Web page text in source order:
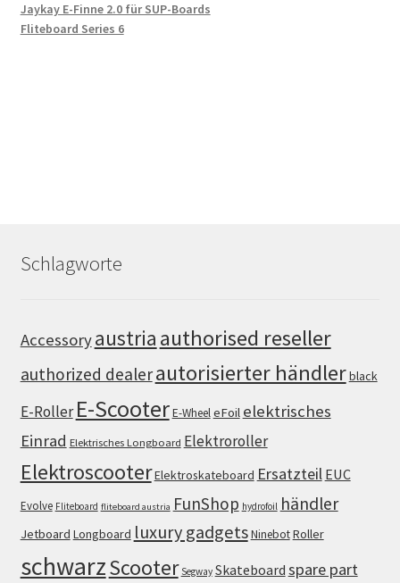
Jaykay E-Finne 2.0 für SUP-Boards
Fliteboard Series 6
Schlagworte
Accessoryaustria authorised reseller
authorized dealerautorisierter händlerblack
E-Roller E-ScooterE-WheeleFoil elektrisches
Einrad Elektrisches Longboard Elektroroller
ElektroscooterElektroskateboard Ersatzteil EUC
Evolve Fliteboard fliteboard austria FunShop hydrofoil händler
Jetboard Longboard luxury gadgetsNinebotRoller
schwarzScooter Segway Skateboard spare part